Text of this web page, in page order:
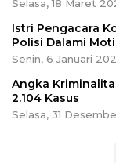
Selasa, 18 Maret
Istri Pengacara
Polisi Dalami
Senin, 6 Januari
Angka
2.104 Kasus
Selasa, 31